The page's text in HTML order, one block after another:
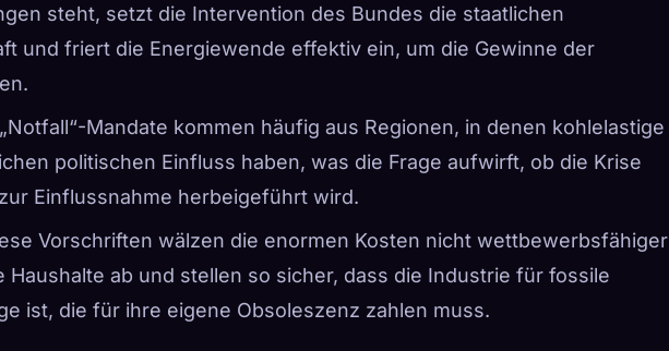
steht, setzt die Intervention des Bundes die staatlichen
und friert die Energiewende effektiv ein, um die Gewinne der
Mandate kommen häufig aus Regionen, in denen kohlelastige
politischen Einfluss haben, was die Frage aufwirft, ob die Krise
Einflussnahme herbeigeführt wird.
Vorschriften wälzen die enormen Kosten nicht wettbewerbsfähiger
ab und stellen so sicher, dass die Industrie für fossile
ist, die für ihre eigene Obsoleszenz zahlen muss.